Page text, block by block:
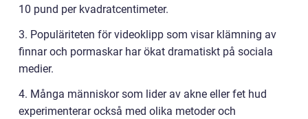
10 pund per kvadratcentimeter.
3. Populäriteten för videoklipp som visar klämning av
finnar och pormaskar har ökat dramatiskt på sociala
medier.
4. Många människor som lider av akne eller fet hud
experimenterar också med olika metoder och